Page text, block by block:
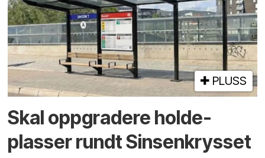
PLUSS
Skal oppgradere holde­
plasser rundt Sinsenkrysset